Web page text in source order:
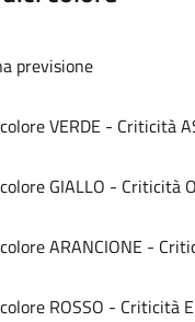
previsione
VERDE - Criticità
GIALLO - Criticità
ARANCIONE -
ROSSO - Criticità